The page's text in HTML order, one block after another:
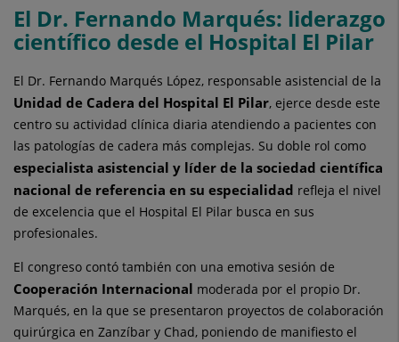
El Dr. Fernando Marqués: liderazgo
científico desde el Hospital El Pilar
El Dr. Fernando Marqués López, responsable asistencial de la
Unidad de Cadera del Hospital El Pilar, ejerce desde este
centro su actividad clínica diaria atendiendo a pacientes con
las patologías de cadera más complejas. Su doble rol como
especialista asistencial y líder de la sociedad científica
nacional de referencia en su especialidad refleja el nivel
de excelencia que el Hospital El Pilar busca en sus
profesionales.
El congreso contó también con una emotiva sesión de
Cooperación Internacional moderada por el propio Dr.
Marqués, en la que se presentaron proyectos de colaboración
quirúrgica en Zanzíbar y Chad, poniendo de manifiesto el